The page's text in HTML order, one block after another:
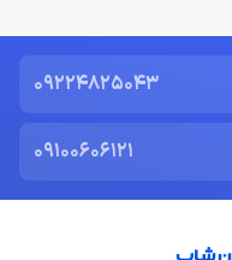
09224825043
09100606121